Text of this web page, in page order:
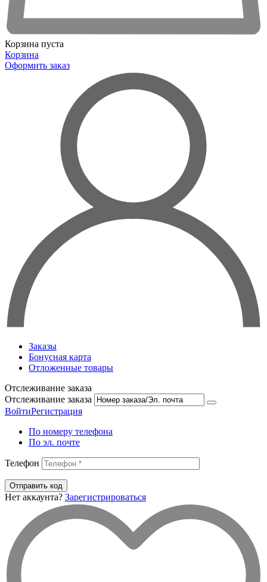
Корзина пуста
Корзина
Оформить заказ
Заказы
Бонусная карта
Отложенные товары
Отслеживание заказа
Отслеживание заказа
ВойтиРегистрация
По номеру телефона
По эл. почте
Телефон
Отправить код
Нет аккаунта? Зарегистрироваться